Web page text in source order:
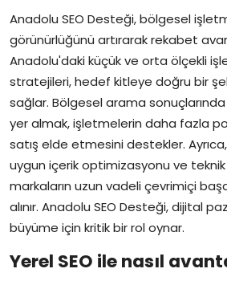
Anadolu SEO Desteği, bölgesel
görünürlüğünü artırarak rekabet
Anadolu'daki küçük ve orta ölçekli
stratejileri, hedef kitleye doğru bir
sağlar. Bölgesel arama
yer almak, işletmelerin daha fazla
satış elde etmesini destekler.
uygun içerik optimizasyonu ve teknik
markaların uzun vadeli çevrimiçi
alınır. Anadolu SEO Desteği, dijital
büyüme için kritik bir rol oynar.
Yerel SEO ile nasıl